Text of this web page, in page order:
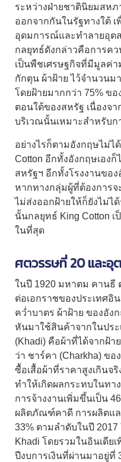
ระหว่างฝ่ายชาตินิยมสห
ออกจากกันในรัฐทางใต้
อุดมการณ์และทำลายอุต
กลยุทธ์ดังกล่าวคือการค
เป็นพืชเศรษฐกิจที่มีมูลค่
กักตุน ผ้าฝ้าย ไว้จำนวนม
โดยฝ้ายมากกว่า 75% ข
ตอนใต้ของสหรัฐ เนื่องจ
บริเวณนั้นเหมาะสำหรับก
อย่างไรก็ตามอังกฤษไม่ไ
Cotton อีกทั้งอังกฤษเอง
สหรัฐฯ อีกทั้งโรงงานขอ
หากทางกลุ่มผู้ที่ต้องการ
ไม่ส่งออกฝ้ายให้ก็ยังไม่ไ
นั้นกลยุทธ์ King Cotton เ
ในที่สุด
ศตวรรษที่ 20 และอุ
ในปี 1920 มหาตม คานธี
ต่อเอกราชของประเทศอิ
คว่ำบาตร ผ้าฝ้าย ของอัง
หันมาใช้สินค้าจากในประ
(Khadi) คือผ้าที่ได้จากฝ้า
ว่า ชาร์คา (Charkha) ข
ซื้อเสื้อผ้าที่ราคาสูงเกินจ
ทำให้เกิดผลกระทบในทา
การจ้างงานเพิ่มขึ้นเป็น
ผลิตภัณฑ์คาดี การผลิตแล
33% ตามลำดับในปี
Khadi โดยรวมในอินเดีย
ปีงบการเงินที่ผ่านมาอยู่ที่